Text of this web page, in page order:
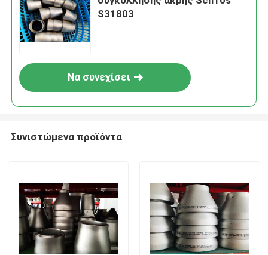
S31803
Να συνεχίσει
Συνιστώμενα προϊόντα